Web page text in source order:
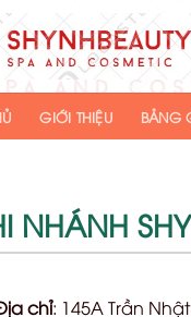
GIỚI THIỆU BẢNG
NHÁNH
chỉ: 145A Trần